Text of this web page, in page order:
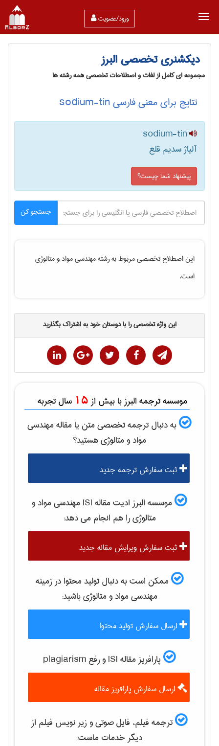
ورود/عضویت
دیکشنری تخصصی البرز
مجموعه ای کامل از لغات و اصطلاحات تخصصی همه رشته ها
نتایج برای معنی فارسی sodium-tin
sodium-tin
آلیاژ سدیم قلع
پیشنهاد شما چیست؟
جستجو کن
این اصطلاح تخصصی مربوط به رشتهمهندسی مواد و متالوژی
است.
این واژه تخصصی را با دوستان خود به اشتراک بگذارید
موسسه ترجمه البرز با بیش از 15 سال تجربه
به دنبال ترجمه تخصصی متن یا مقالهمهندسی
مواد و متالوژیهستید؟
ثبت سفارش ترجمه جدید
موسسه البرز ادیت مقاله ISI
مهندسی مواد و
متالوژیرا هم انجام می دهد:
ثبت سفارش ویرایش مقاله جدید
ممکن است به دنبال تولید محتوا در زمینه
مهندسی مواد و متالوژیباشید:
ارسال سفارش تولید محتوا
پارافریز مقاله ISI و رفع plagiarism
ارسال سفارش پارافریز مقاله
ترجمه فیلم، فایل صوتی و زیر نویس فیلم از
دیگر خدمات ماست: